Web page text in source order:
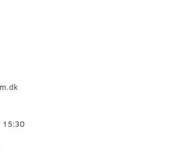
15:30